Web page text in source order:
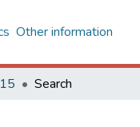
Other information
Search